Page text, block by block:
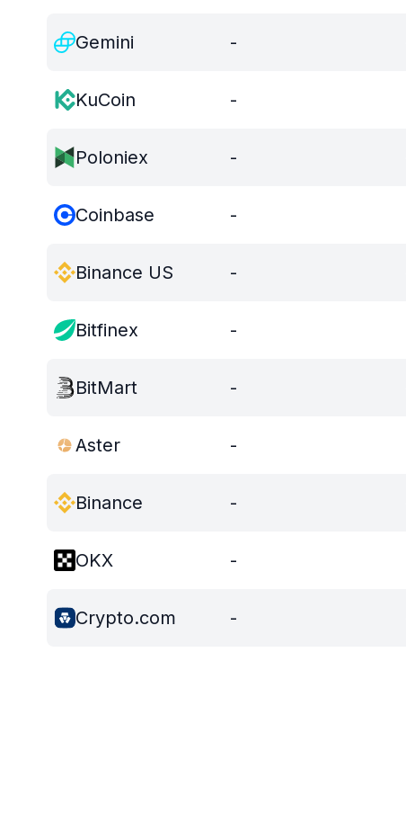
Gemini -
KuCoin -
Poloniex -
Coinbase -
Binance US -
Bitfinex -
BitMart -
Aster -
Binance -
OKX -
Crypto.com -